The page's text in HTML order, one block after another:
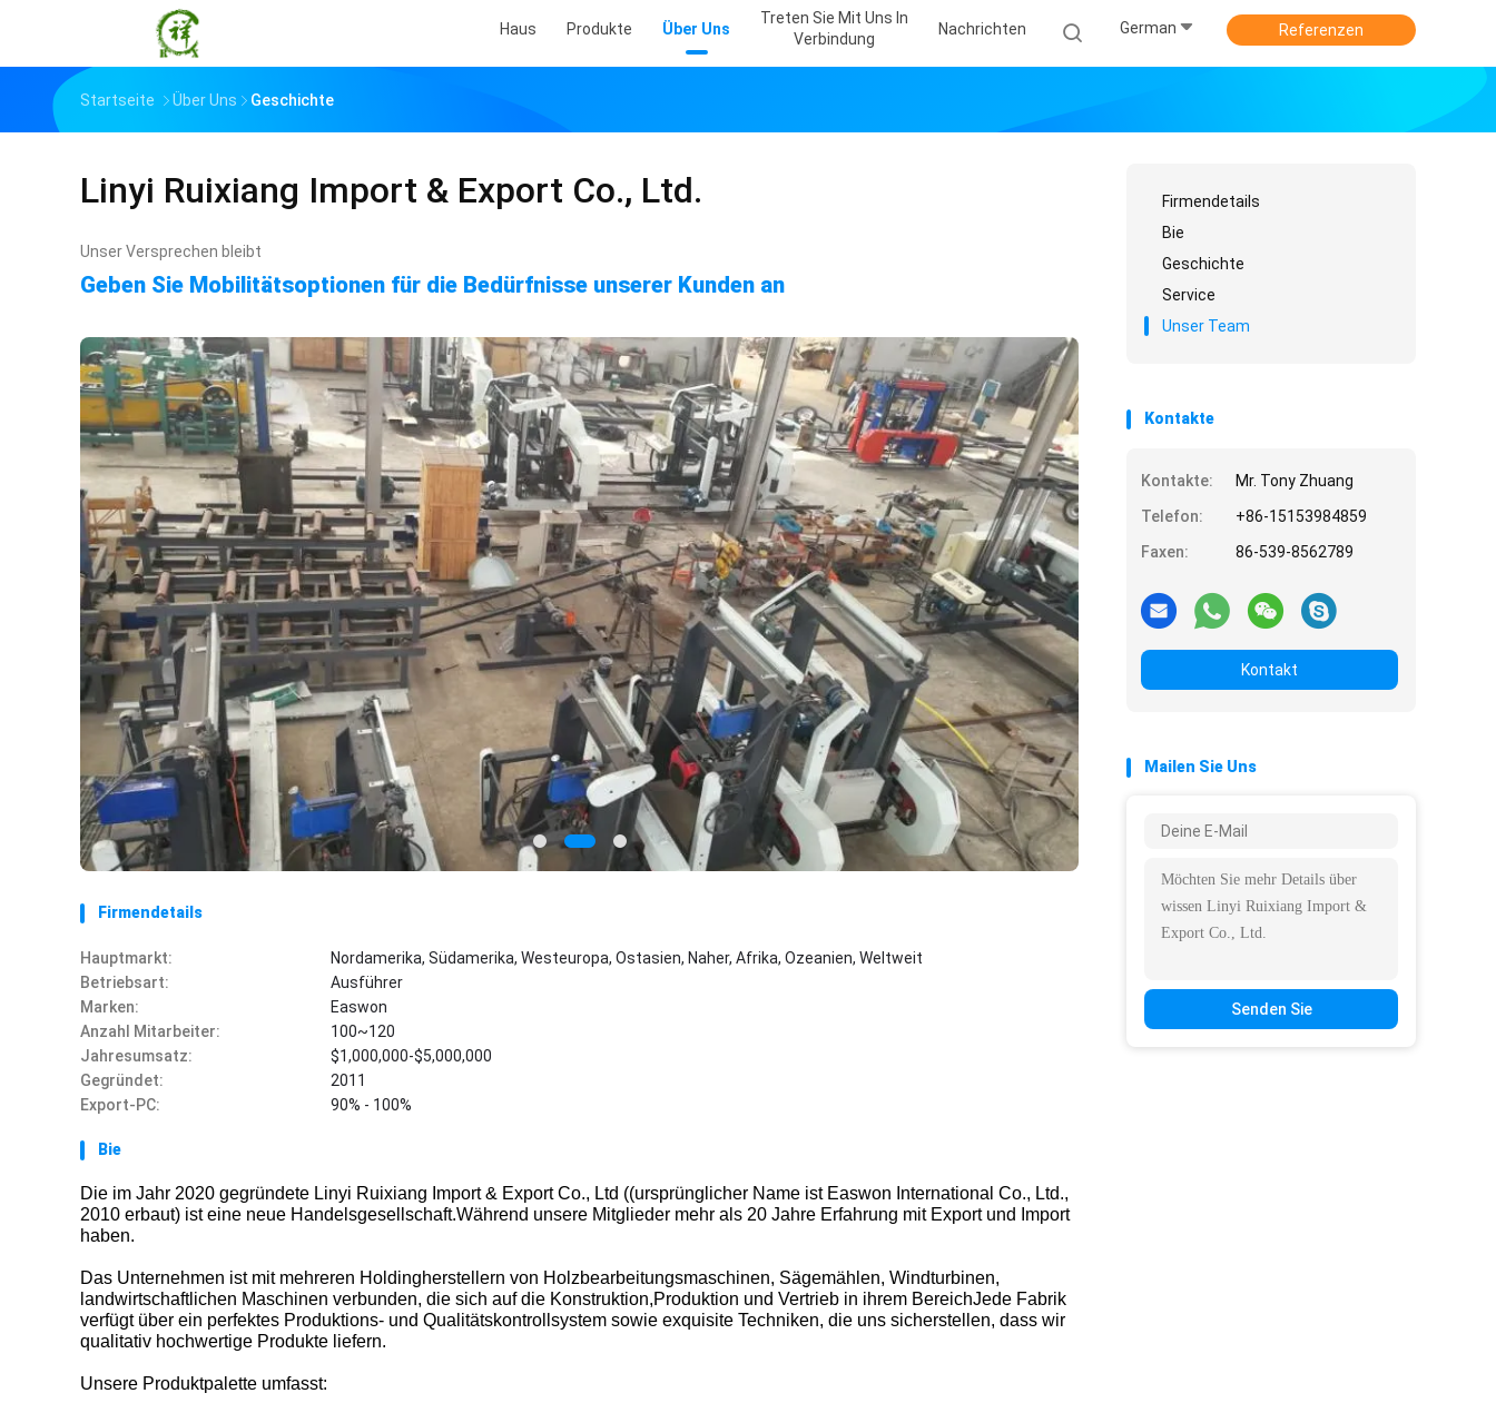
Haus Produkte Über Uns
Treten Sie Mit Uns In
Verbindung
Nachrichten German Referenzen
Startseite Über Uns Geschichte
Linyi Ruixiang Import & Export Co., Ltd.
Unser Versprechen bleibt
Geben Sie Mobilitätsoptionen für die Bedürfnisse unserer Kunden an
Firmendetails
Hauptmarkt:
Nordamerika, Südamerika, Westeuropa, Ostasien, Naher, Afrika, Ozeanien, Weltweit
Betriebsart:
Ausführer
Marken:
Easwon
Anzahl Mitarbeiter:
100~120
Jahresumsatz:
$1,000,000-$5,000,000
Gegründet:
2011
Export-PC:
90% - 100%
Bie
Die im Jahr 2020 gegründete Linyi Ruixiang Import & Export Co., Ltd ((ursprünglicher Name ist Easwon International Co., Ltd.,
2010 erbaut) ist eine neue Handelsgesellschaft.Während unsere Mitglieder mehr als 20 Jahre Erfahrung mit Export und Import
haben.
Das Unternehmen ist mit mehreren Holdingherstellern von Holzbearbeitungsmaschinen, Sägemählen, Windturbinen,
landwirtschaftlichen Maschinen verbunden, die sich auf die Konstruktion,Produktion und Vertrieb in ihrem BereichJede Fabrik
verfügt über ein perfektes Produktions- und Qualitätskontrollsystem sowie exquisite Techniken, die uns sicherstellen, dass wir
qualitativ hochwertige Produkte liefern.
Unsere Produktpalette umfasst:
Firmendetails
Bie
Geschichte
Service
Unser Team
Kontakte
Kontakte:
Mr. Tony Zhuang
Telefon:
+86-15153984859
Faxen:
86-539-8562789
Kontakt
Mailen Sie Uns
Senden Sie